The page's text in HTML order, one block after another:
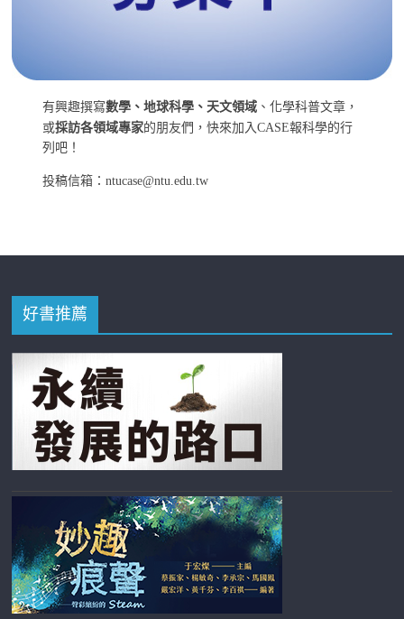
有興趣撰寫數學、地球科學、天文領域 、化學科普文章，
或採訪各領域專家的朋友們，快來加入CASE報科學的行
列吧！
投稿信箱：ntucase@ntu.edu.tw
好書推薦